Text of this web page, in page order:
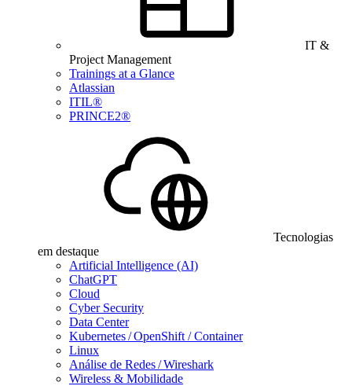
IT &
Project Management
Trainings at a Glance
Atlassian
ITIL®
PRINCE2®
Tecnologias
em destaque
Artificial Intelligence (AI)
ChatGPT
Cloud
Cyber Security
Data Center
Kubernetes / OpenShift / Container
Linux
Análise de Redes / Wireshark
Wireless & Mobilidade